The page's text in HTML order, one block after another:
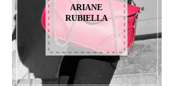
ARIANE
RUBIELLA